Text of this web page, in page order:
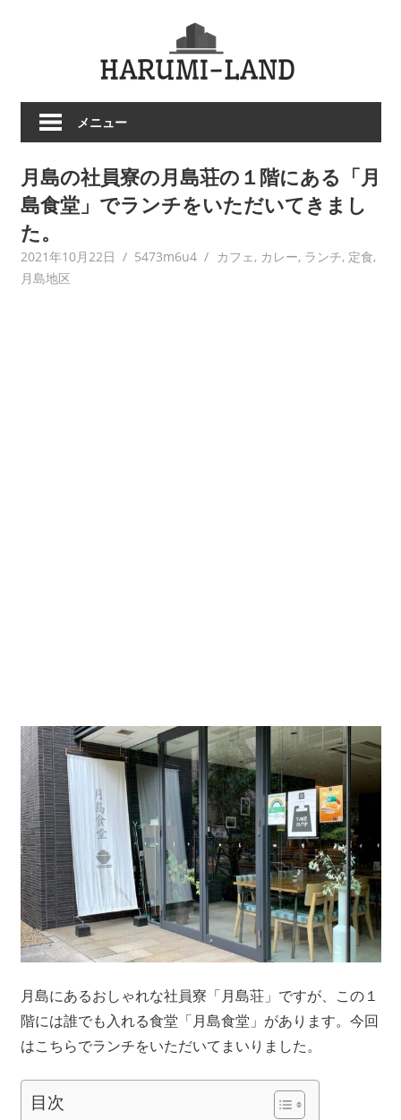
メニュー
月島の社員寮の月島荘の１階にある「月
島食堂」でランチをいただいてきまし
た。
2021年10月22日 5473m6u4 カフェ , カレー, ランチ, 定食,
月島地区
月島にあるおしゃれな社員寮「月島荘」ですが、この１
階には誰でも入れる食堂「月島食堂」があります。今回
はこちらでランチをいただいてまいりました。
目次